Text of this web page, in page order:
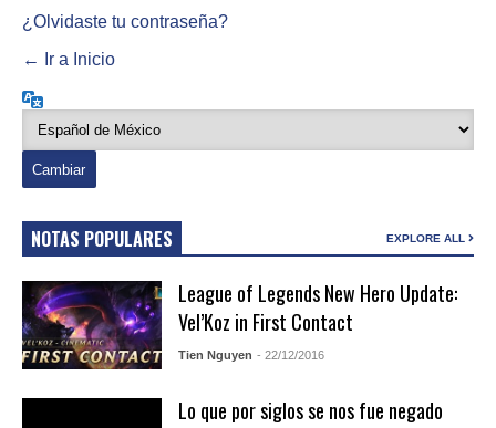
¿Olvidaste tu contraseña?
← Ir a Inicio
NOTAS POPULARES EXPLORE ALL
League of Legends New Hero Update:
Vel’Koz in First Contact
Tien Nguyen - 22/12/2016
Lo que por siglos se nos fue negado